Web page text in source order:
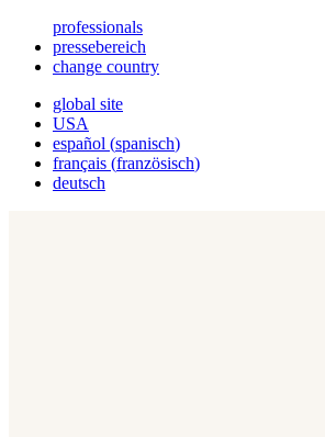
professionals
pressebereich
change country
global site
USA
español (spanisch)
français (französisch)
deutsch